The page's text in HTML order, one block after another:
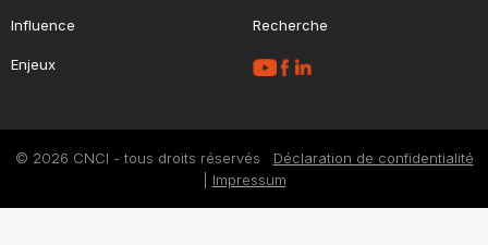
Influence
Enjeux
Recherche
© 2026 CNCI - tous droits réservés Déclaration de confidentialité
Impressum